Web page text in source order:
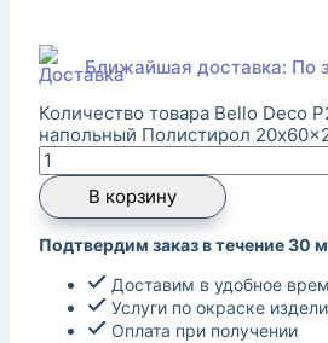
Ближайшая доставка: По
Количество товара Bello Deco
напольный Полистирол
В корзину
Подтвердим заказ в течение 30
Доставим в удобное
Услуги по окраске
Оплата при получении